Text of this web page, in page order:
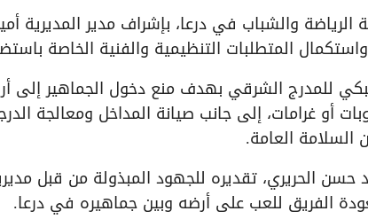
والشباب في درعا، بإشراف مدير المديرية
المتطلبات التنظيمية والفنية الخاصة
للمدرج الشرقي بهدف منع دخول الجماهير إلى
أو غرامات، إلى جانب صيانة المداخل ومعالجة
العامة.
الحريري، تقديره للجهود المبذولة من قبل
الفريق للعب على أرضه وبين جماهيره في درعا.